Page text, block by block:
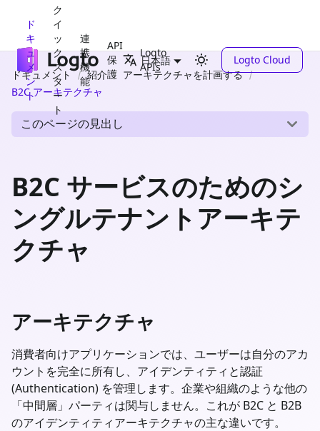
ド
キ
ュ
メ
ン
ト
ク
イ
ッ
ク
ス
タ
ー
ト
連
携
機
能
API
保
護
Logto
APIs
日本語
Logto Cloud
ドキュメント
紹介
アーキテクチャを計画する
B2C アーキテクチャ
このページの見出し
B2C サービスのためのシ
ングルテナントアーキテ
クチャ
アーキテクチャ
消費者向けアプリケーションでは、ユーザーは自分のアカ
ウントを完全に所有し、アイデンティティと認証
(Authentication) を管理します。企業や組織のような他の
「中間層」パーティは関与しません。これが B2C と B2B
のアイデンティティアーキテクチャの主な違いです。